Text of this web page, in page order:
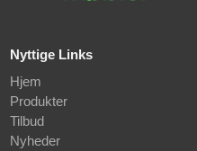
Nyttige Links
Hjem
Produkter
Tilbud
Nyheder